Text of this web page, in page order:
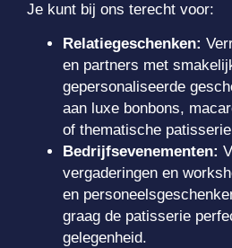
Je kunt bij ons terecht voor:
Relatiegeschenken:
en partners met
gepersonaliseerde
aan luxe bonbons,
of thematische
Bedrijfsevenementen:
vergaderingen en
en
graag de patisserie
gelegenheid.